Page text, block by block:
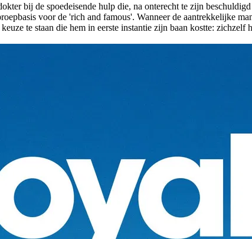
bij de spoedeisende hulp die, na onterecht te zijn
voor de 'rich and famous'. Wanneer de aantrekkelijke
te staan die hem in eerste instantie zijn baan kostte: